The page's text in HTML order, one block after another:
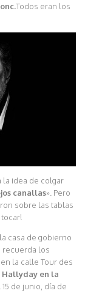
Todos eran los
la idea de colgar
canallas». Pero
sobre las tablas
tocar!
casa de gobierno
recuerda los
la calle Tour des
Hallyday en la
de junio, día de